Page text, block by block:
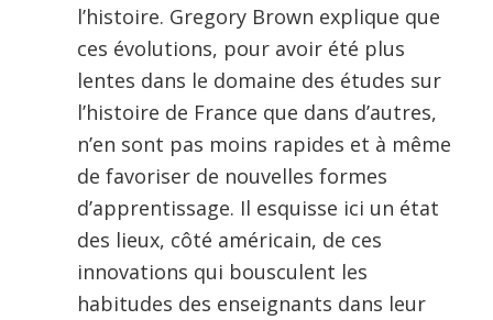
l’histoire. Gregory Brown explique que
ces évolutions, pour avoir été plus
lentes dans le domaine des études sur
l’histoire de France que dans d’autres,
n’en sont pas moins rapides et à même
de favoriser de nouvelles formes
d’apprentissage. Il esquisse ici un état
des lieux, côté américain, de ces
innovations qui bousculent les
habitudes des enseignants dans leur